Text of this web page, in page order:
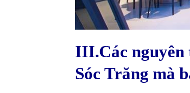
III.Các nguyên
Sóc Trăng mà